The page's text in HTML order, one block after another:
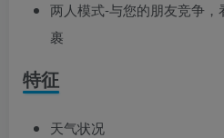
两人模式-与您的朋友竞争
裹
特征
天气状况